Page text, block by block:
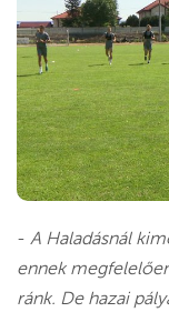
- A Haladásnál
ennek
ránk. De hazai